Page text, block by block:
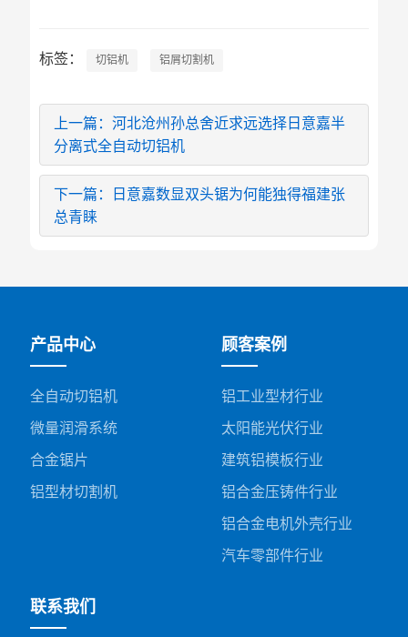
标签： 切铝机 铝屑切割机
上一篇：河北沧州孙总舍近求远选择日意嘉半
分离式全自动切铝机
下一篇：日意嘉数显双头锯为何能独得福建张
总青睐
产品中心
全自动切铝机
微量润滑系统
合金锯片
铝型材切割机
顾客案例
铝工业型材行业
太阳能光伏行业
建筑铝模板行业
铝合金压铸件行业
铝合金电机外壳行业
汽车零部件行业
联系我们